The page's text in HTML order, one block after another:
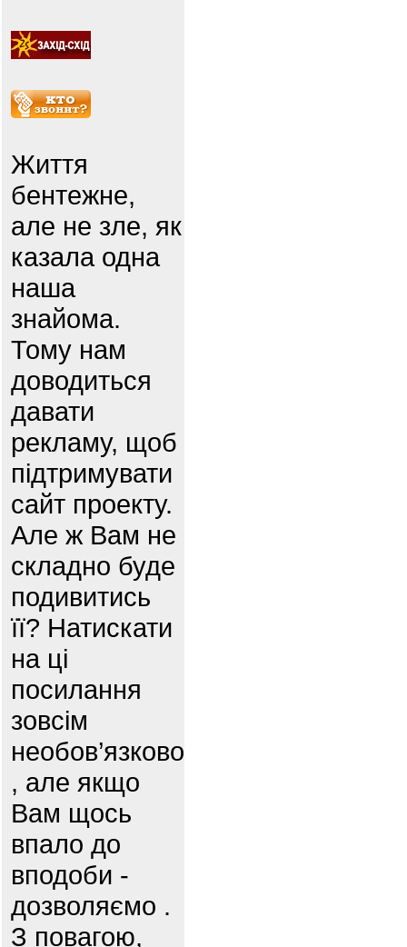
Життя
бентежне,
але не зле, як
казала одна
наша
знайома.
Тому нам
доводиться
давати
рекламу, щоб
підтримувати
сайт проекту.
Але ж Вам не
складно буде
подивитись
її? Натискати
на ці
посилання
зовсім
необов’язково
, але якщо
Вам щось
впало до
вподоби -
дозволяємо .
З повагою,